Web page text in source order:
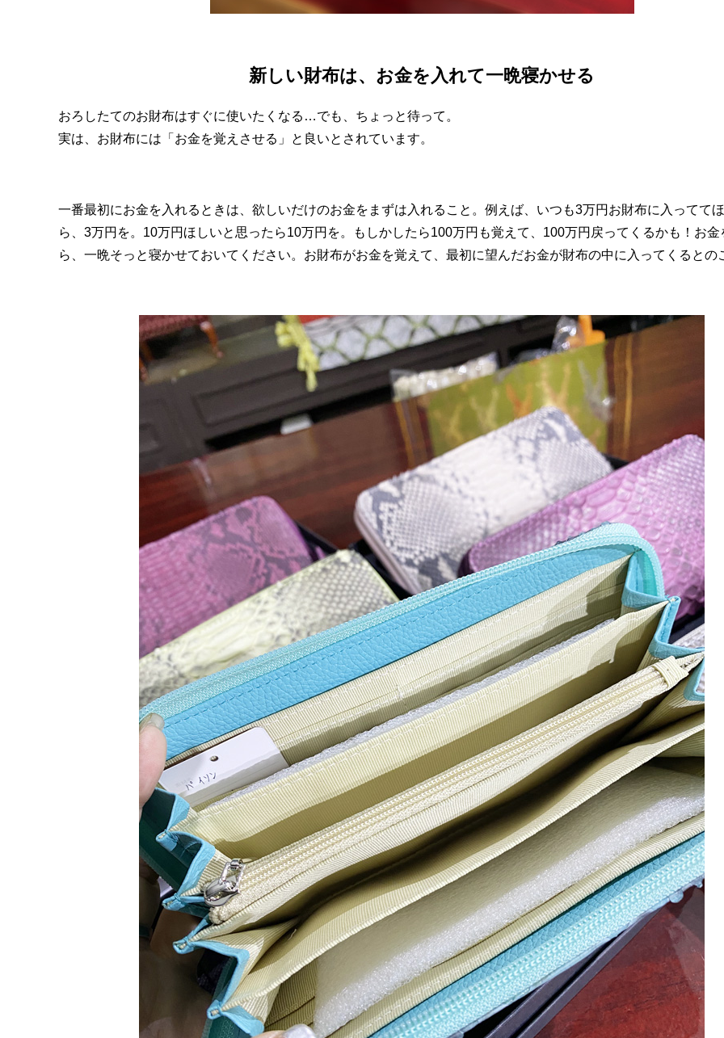
新しい財布は、お金を入れて一晩寝かせる
おろしたてのお財布はすぐに使いたくなる…でも、ちょっと待って。
実は、お財布には「お金を覚えさせる」と良いとされています。
一番最初にお金を入れるときは、欲しいだけのお金をまずは入れること。例えば、いつも3万円お財布に入ってて
ら、3万円を。10万円ほしいと思ったら10万円を。もしかしたら100万円も覚えて、100万円戻ってくるかも！お金
ら、一晩そっと寝かせておいてください。お財布がお金を覚えて、最初に望んだお金が財布の中に入ってくるとの